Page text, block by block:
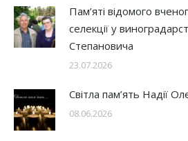
Пам’яті відомого
селекції у
Степановича
23.07.2026
Світла пам’ять Надії
08.06.2026